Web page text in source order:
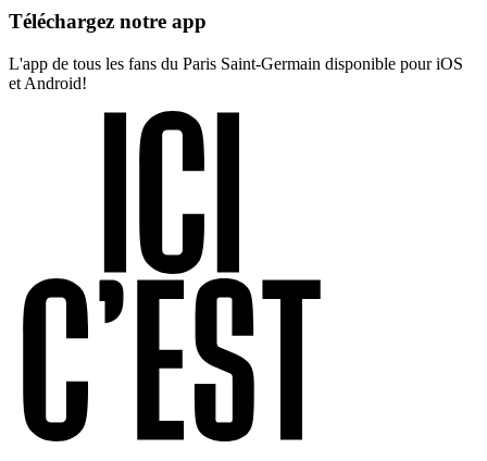
Téléchargez notre app
L'app de tous les fans du Paris Saint-Germain disponible pour iOS
et Android!